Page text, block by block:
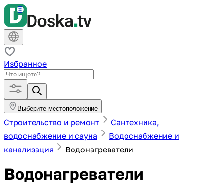
Избранное
Выберите местоположение
Строительство и ремонт
Сантехника,
водоснабжение и сауна
Водоснабжение и
канализация
Водонагреватели
Водонагреватели